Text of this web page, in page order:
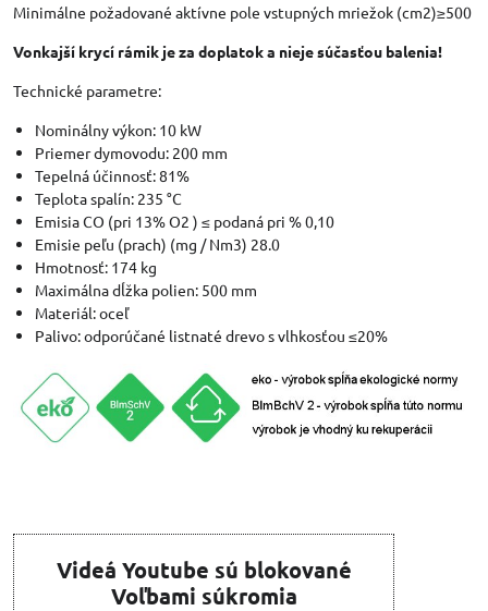
Minimálne požadované aktívne pole vstupných mriežok (cm2)≥500
Vonkajší krycí rámik je za doplatok a nieje súčasťou balenia!
Technické parametre:
Nominálny výkon: 10 kW
Priemer dymovodu: 200 mm
Tepelná účinnosť: 81%
Teplota spalín: 235 °C
Emisia CO (pri 13% O2 ) ≤ podaná pri % 0,10
Emisie peľu (prach) (mg / Nm3) 28.0
Hmotnosť: 174 kg
Maximálna dĺžka polien: 500 mm
Materiál: oceľ
Palivo: odporúčané listnaté drevo s vlhkosťou ≤20%
Videá Youtube sú blokované
Voľbami súkromia